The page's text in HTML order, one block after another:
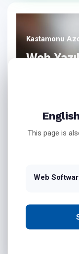
Kastamonu
Web
Bink
Taşıyın
This page is
Web